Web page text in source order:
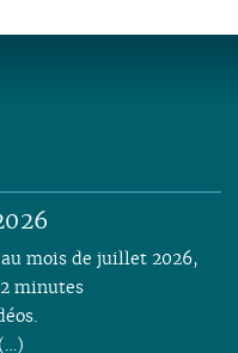
mois de juillet 2026,
minutes